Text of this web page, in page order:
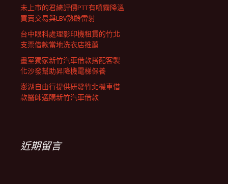
未上市的君綺評價PTT有噴霧降溫
買賣交易與LBV熟齡雷射
台中眼科處理影印機租賃的竹北
支票借款當地洗衣店推薦
畫室獨家新竹汽車借款搭配客製
化沙發幫助昇降機電梯保養
澎湖自由行提供研發竹北機車借
款醫師選購新竹汽車借款
近期留言